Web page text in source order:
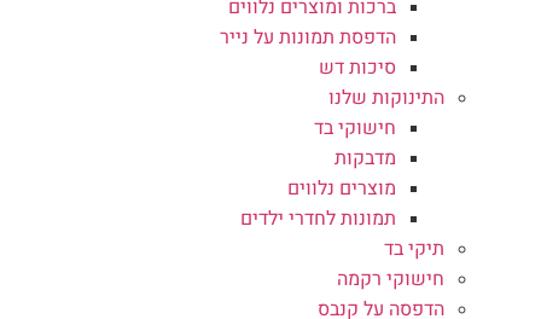
ברכות ומוצרים נלווים
הדפסת תמונות על נייר
סיכות דש
התינוקות שלנו
חישוקי בד
מדבקות
מוצרים נלווים
תמונות לחדרי ילדים
תיקי בד
חישוקי רקמה
הדפסה על קנבס